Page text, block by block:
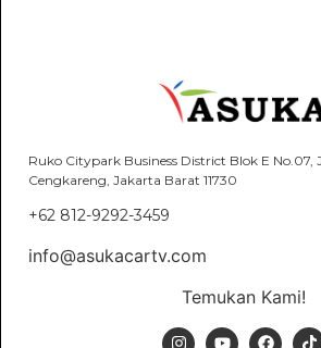
Ruko Citypark Business District Blok E No.07,
Cengkareng, Jakarta Barat 11730
+62 812-9292-3459
info@asukacartv.com
Temukan Kami!